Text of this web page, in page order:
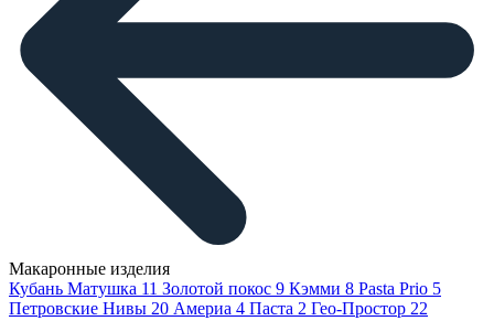
Макаронные изделия
Кубань Матушка 11 Золотой покос 9 Кэмми 8 Pasta Prio 5
Петровские Нивы 20 Америа 4 Паста 2 Гео-Простор 22